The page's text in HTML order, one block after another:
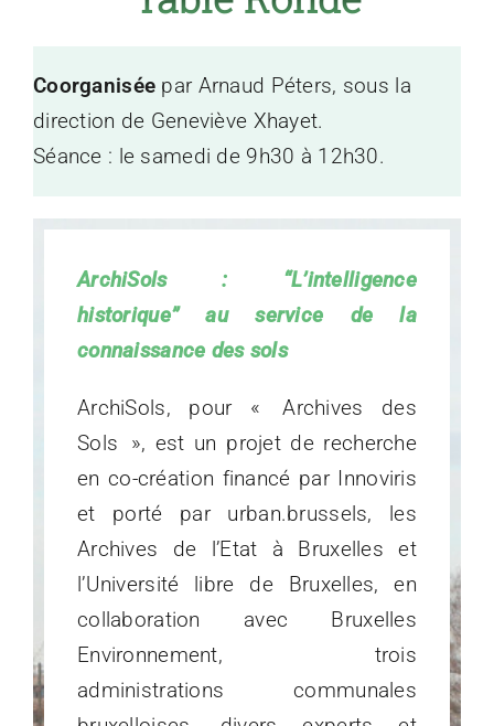
Coorganisée par Arnaud Péters, sous la
direction de Geneviève Xhayet.
Séance : le samedi de 9h30 à 12h30.
ArchiSols : “L’intelligence
historique” au service de la
connaissance des sols
ArchiSols, pour « Archives des
Sols », est un projet de recherche
en co-création financé par Innoviris
et porté par urban.brussels, les
Archives de l’Etat à Bruxelles et
l’Université libre de Bruxelles, en
collaboration avec Bruxelles
Environnement, trois
administrations communales